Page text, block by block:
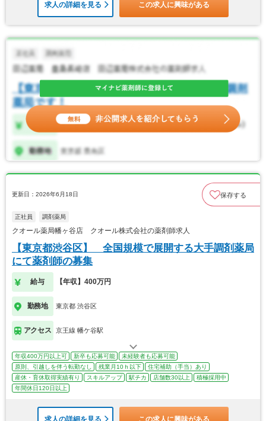
求人の詳細を見る この求人に興味がある
更新日：2026年6月18日 保存する
正社員 調剤薬局
クオール薬局幡ヶ谷店 クオール株式会社の薬剤師求人
【東京都渋谷区】 全国規模で展開する大手調剤薬局
にて薬剤師の募集
給与 【年収】400万円
勤務地 東京都 渋谷区
アクセス 京王線 幡ケ谷駅
年収400万円以上可 新卒も応募可能
未経験者も応募可能
原則、引越しを伴う転勤なし
残業月10ｈ以下
住宅補助（手当）あり
産休・育休取得実績有り
スキルアップ 駅チカ 店舗数30以上
積極採用中
年間休日120日以上
求人の詳細を見る この求人に興味がある